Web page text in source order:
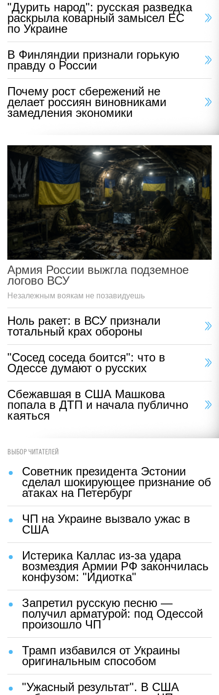
"Дурить народ": русская разведка
раскрыла коварный замысел ЕС
по Украине
В Финляндии признали горькую
правду о России
Почему рост сбережений не
делает россиян виновниками
замедления экономики
Армия России выжгла подземное
логово ВСУ
Незалежным воякам не позавидуешь
Ноль ракет: в ВСУ признали
тотальный крах обороны
"Сосед соседа боится": что в
Одессе думают о русских
Сбежавшая в США Машкова
попала в ДТП и начала публично
каяться
ВЫБОР ЧИТАТЕЛЕЙ
Советник президента Эстонии
сделал шокирующее признание об
атаках на Петербург
ЧП на Украине вызвало ужас в
США
Истерика Каллас из-за удара
возмездия Армии РФ закончилась
конфузом: "Идиотка"
Запретил русскую песню —
получил арматурой: под Одессой
произошло ЧП
Трамп избавился от Украины
оригинальным способом
"Ужасный результат". В США